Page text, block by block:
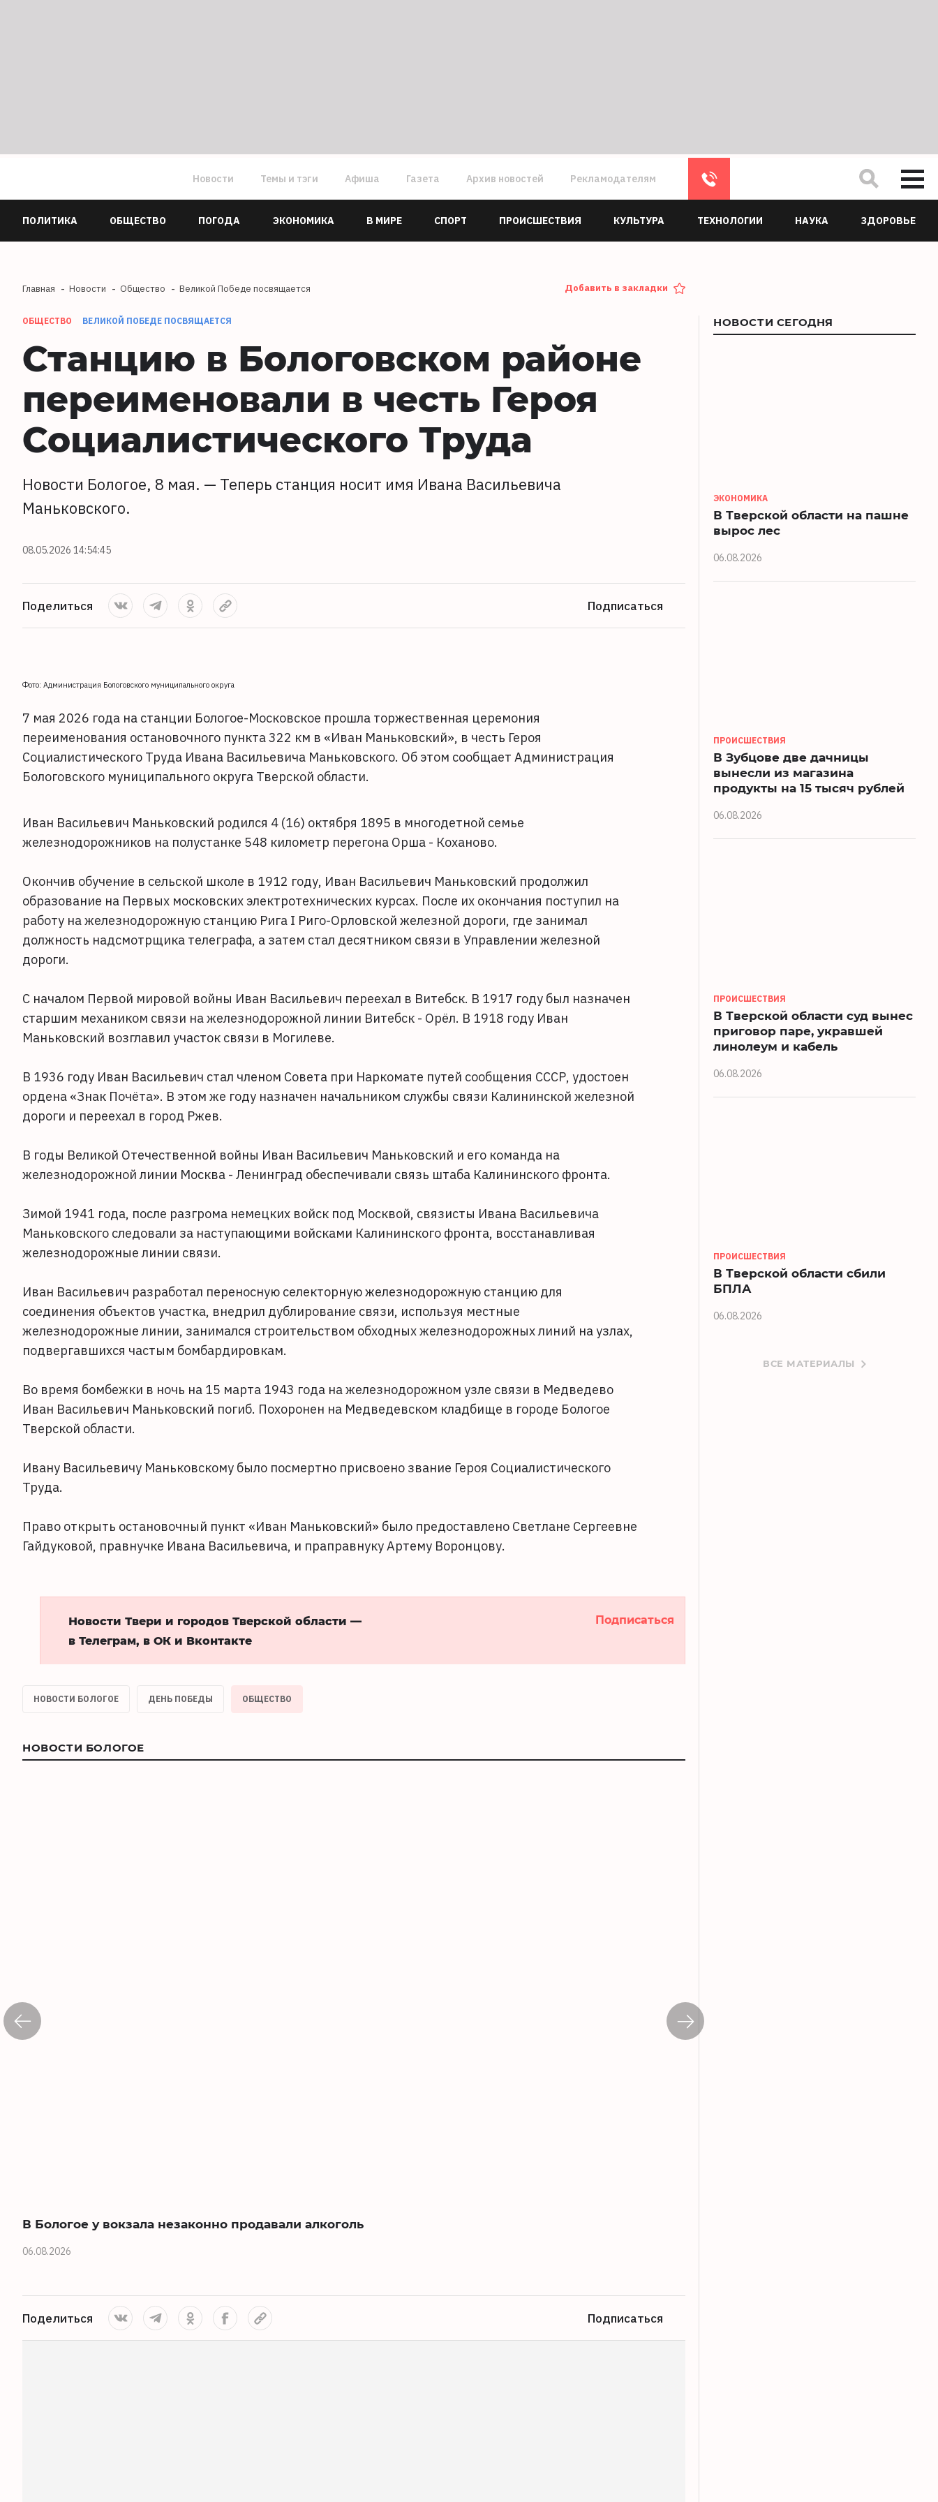
Новости Темы и тэги Афиша Газета Архив новостей Рекламодателям
ПОЛИТИКА ОБЩЕСТВО ПОГОДА ЭКОНОМИКА В МИРЕ СПОРТ ПРОИСШЕСТВИЯ КУЛЬТУРА ТЕХНОЛОГИИ НАУКА ЗДОРОВЬЕ
Главная Новости Общество Великой Победе посвящается Добавить в закладки
ОБЩЕСТВО ВЕЛИКОЙ ПОБЕДЕ ПОСВЯЩАЕТСЯ
Станцию в Бологовском районе
переименовали в честь Героя
Социалистического Труда
Новости Бологое, 8 мая. — Теперь станция носит имя Ивана Васильевича
Маньковского.
08.05.2026 14:54:45
Поделиться Подписаться
Фото: Администрация Бологовского муниципального округа
7 мая 2026 года на станции Бологое-Московское прошла торжественная церемония
переименования остановочного пункта 322 км в «Иван Маньковский», в честь Героя
Социалистического Труда Ивана Васильевича Маньковского. Об этом сообщает Администрация
Бологовского муниципального округа Тверской области.
Иван Васильевич Маньковский родился 4 (16) октября 1895 в многодетной семье
железнодорожников на полустанке 548 километр перегона Орша - Коханово.
Окончив обучение в сельской школе в 1912 году, Иван Васильевич Маньковский продолжил
образование на Первых московских электротехнических курсах. После их окончания поступил на
работу на железнодорожную станцию Рига I Риго-Орловской железной дороги, где занимал
должность надсмотрщика телеграфа, а затем стал десятником связи в Управлении железной
дороги.
С началом Первой мировой войны Иван Васильевич переехал в Витебск. В 1917 году был назначен
старшим механиком связи на железнодорожной линии Витебск - Орёл. В 1918 году Иван
Маньковский возглавил участок связи в Могилеве.
В 1936 году Иван Васильевич стал членом Совета при Наркомате путей сообщения СССР, удостоен
ордена «Знак Почёта». В этом же году назначен начальником службы связи Калининской железной
дороги и переехал в город Ржев.
В годы Великой Отечественной войны Иван Васильевич Маньковский и его команда на
железнодорожной линии Москва - Ленинград обеспечивали связь штаба Калининского фронта.
Зимой 1941 года, после разгрома немецких войск под Москвой, связисты Ивана Васильевича
Маньковского следовали за наступающими войсками Калининского фронта, восстанавливая
железнодорожные линии связи.
Иван Васильевич разработал переносную селекторную железнодорожную станцию для
соединения объектов участка, внедрил дублирование связи, используя местные
железнодорожные линии, занимался строительством обходных железнодорожных линий на узлах,
подвергавшихся частым бомбардировкам.
Во время бомбежки в ночь на 15 марта 1943 года на железнодорожном узле связи в Медведево
Иван Васильевич Маньковский погиб. Похоронен на Медведевском кладбище в городе Бологое
Тверской области.
Ивану Васильевичу Маньковскому было посмертно присвоено звание Героя Социалистического
Труда.
Право открыть остановочный пункт «Иван Маньковский» было предоставлено Светлане Сергеевне
Гайдуковой, правнучке Ивана Васильевича, и праправнуку Артему Воронцову.
Новости Твери и городов Тверской области —
в Телеграм, в ОК и Вконтакте
Подписаться
НОВОСТИ БОЛОГОЕ ДЕНЬ ПОБЕДЫ ОБЩЕСТВО
НОВОСТИ БОЛОГОЕ
В Бологое у вокзала незаконно продавали алкоголь
06.08.2026
Поделиться Подписаться
НОВОСТИ СЕГОДНЯ
ЭКОНОМИКА
В Тверской области на пашне
вырос лес
06.08.2026
ПРОИСШЕСТВИЯ
В Зубцове две дачницы
вынесли из магазина
продукты на 15 тысяч рублей
06.08.2026
ПРОИСШЕСТВИЯ
В Тверской области суд вынес
приговор паре, укравшей
линолеум и кабель
06.08.2026
ПРОИСШЕСТВИЯ
В Тверской области сбили
БПЛА
06.08.2026
ВСЕ МАТЕРИАЛЫ